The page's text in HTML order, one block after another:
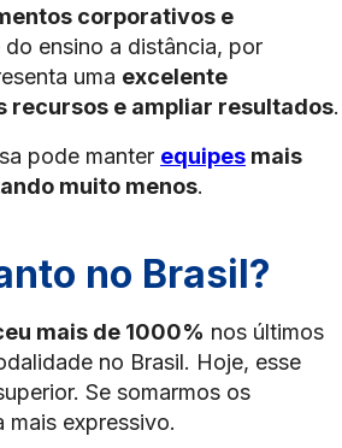
corporativos e
ensino a distância, por
uma excelente
recursos e ampliar resultados.
pode manter equipes mais
muito menos.
no Brasil?
mais de 1000% nos últimos
no Brasil. Hoje, esse
Se somarmos os
mais expressivo.